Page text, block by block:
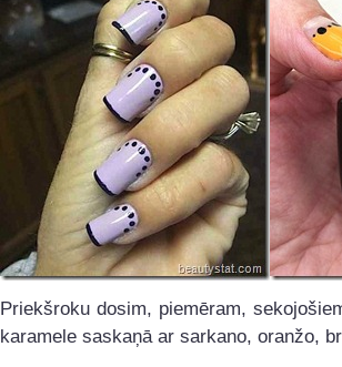
Priekšroku dosim, piemēram,
karamele saskaņā ar sarkano, oranžo,